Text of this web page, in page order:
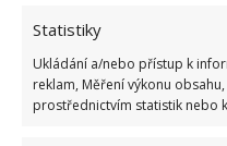
Statistiky
Ukládání a/nebo přístup k
reklam, Měření výkonu
prostřednictvím statistik nebo